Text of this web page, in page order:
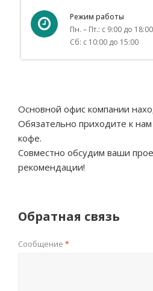
Режим работы
Пн. – Пт.: с 9:00 до 18:00
Сб: с 10:00 до 15:00
Основной офис компании
Обязательно приходите к
кофе.
Совместно обсудим ваши
рекомендации!
Обратная связь
Сообщение *